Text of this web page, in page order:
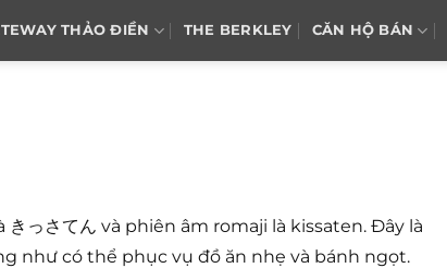
THẢO ĐIỀN THE BERKLEY CĂN HỘ BÁN
っさてん và phiên âm romaji là kissaten. Đây là
như có thể phục vụ đồ ăn nhẹ và bánh ngọt.